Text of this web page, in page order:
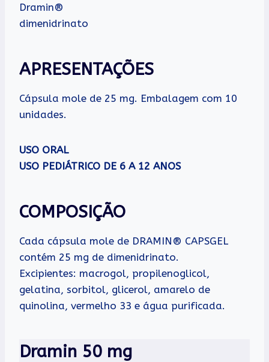
Dramin®
dimenidrinato
APRESENTAÇÕES
Cápsula mole de 25 mg. Embalagem com 10
unidades.
USO ORAL
USO PEDIÁTRICO DE 6 A 12 ANOS
COMPOSIÇÃO
Cada cápsula mole de DRAMIN® CAPSGEL
contém 25 mg de dimenidrinato.
Excipientes: macrogol, propilenoglicol,
gelatina, sorbitol, glicerol, amarelo de
quinolina, vermelho 33 e água purificada.
Dramin 50 mg